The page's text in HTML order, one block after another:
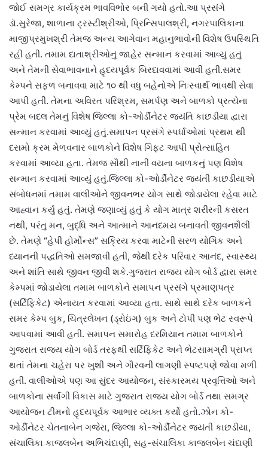
જોઈ સમગ્ર કાર્યક્રમ ભાવવિભોર બની ગયો હતો.આ પ્રસંગે
ડૉ.સુરેજા, શાળાના ટ્રસ્ટીશ્રીઓ, પ્રિન્સિપાલશ્રી, નગરપાલિકાના
માજીપ્રમુખશ્રી તેમજ અન્ય આગેવાન મહાનુભાવોની વિશેષ ઉપસ્થિતિ
રહી હતી. તમામ દાતાશ્રીઓનું જાહેર સન્માન કરવામાં આવ્યું હતું
અને તેમની સેવાભાવનાને હૃદયપૂર્વક બિરદાવવામાં આવી હતી.સમર
કેમ્પને સફળ બનાવવા માટે ૧૦ થી વધુ બહેનોએ નિઃસ્વાર્થ ભાવથી સેવા
આપી હતી. તેમના અવિરત પરિશ્રમ, સમર્પણ અને બાળકો પ્રત્યેના
પ્રેમ બદલ તેમનું વિશેષ જિલ્લા કો-ઓર્ડીનેટર જયંતિ કાછડીયા દ્વારા
સન્માન કરવામાં આવ્યું હતું.સમાપન પ્રસંગે સ્પર્ધાઓમાં પ્રથમ થી
દસમો ક્રમ મેળવનાર બાળકોને વિશેષ ગિફ્ટ આપી પ્રોત્સાહિત
કરવામાં આવ્યા હતા. તેમજ સૌથી નાની વયના બાળકનું પણ વિશેષ
સન્માન કરવામાં આવ્યું હતું.જિલ્લા કો-ઓર્ડીનેટર જયંતી કાછડીયાએ
સંબોધનમાં તમામ વાલીઓને જીવનભર યોગ સાથે જોડાયેલા રહેવા માટે
આહ્વાન કર્યું હતું. તેમણે જણાવ્યું હતું કે યોગ માત્ર શરીરની કસરત
નથી, પરંતુ મન, બુદ્ધિ અને આત્માને આનંદમય બનાવતી જીવનશૈલી
છે. તેમણે “હેપી હોર્મોન્સ” સક્રિય કરવા માટેની સરળ યોગિક અને
ધ્યાનની પદ્ધતિઓ સમજાવી હતી, જેથી દરેક પરિવાર આનંદ, સ્વાસ્થ્ય
અને શાંતિ સાથે જીવન જીવી શકે.ગુજરાત રાજ્ય યોગ બોર્ડ દ્વારા સમર
કેમ્પમાં જોડાયેલા તમામ બાળકોને સમાપન પ્રસંગે પ્રમાણપત્ર
(સર્ટિફિકેટ) એનાયત કરવામાં આવ્યા હતા. સાથે સાથે દરેક બાળકને
સમર કેમ્પ બુક, ચિત્રલેખન (ડ્રોઇંગ) બુક અને ટોપી પણ ભેટ સ્વરૂપે
આપવામાં આવી હતી. સમાપન સમારોહ દરમિયાન તમામ બાળકોને
ગુજરાત રાજ્ય યોગ બોર્ડ તરફથી સર્ટિફિકેટ અને ભેટસામગ્રી પ્રાપ્ત
થતાં તેમના ચહેરા પર ખુશી અને ગૌરવની લાગણી સ્પષ્ટપણે જોવા મળી
હતી. વાલીઓએ પણ આ સુંદર આયોજન, સંસ્કારમય પ્રવૃત્તિઓ અને
બાળકોના સર્વાંગી વિકાસ માટે ગુજરાત રાજ્ય યોગ બોર્ડ તથા સમગ્ર
આયોજન ટીમનો હૃદયપૂર્વક આભાર વ્યક્ત કર્યો હતો.ઝોન કો-
ઓર્ડીનેટર ચેતનાબેન ગજેરા, જિલ્લા કો-ઓર્ડીનેટર જયંતી કાછડીયા,
સંચાલિકા કાજલબેન અભિચંદાણી, સહ-સંચાલિકા કાજલબેન ચંદાણી